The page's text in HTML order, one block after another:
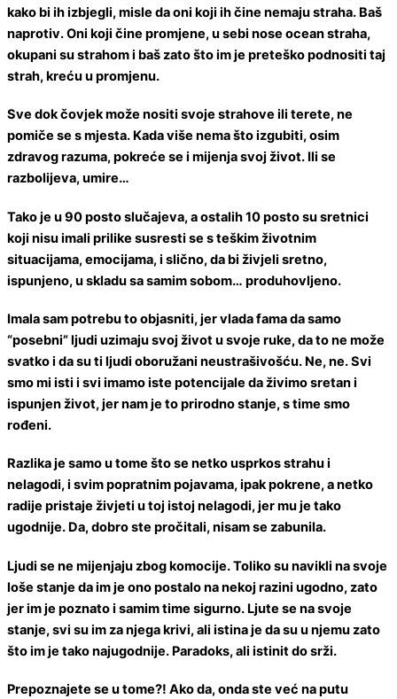
kako bi ih izbjegli, misle da oni koji ih čine nemaju straha. Baš
naprotiv. Oni koji čine promjene, u sebi nose ocean straha,
okupani su strahom i baš zato što im je preteško podnositi taj
strah, kreću u promjenu.
Sve dok čovjek može nositi svoje strahove ili terete, ne
pomiče se s mjesta. Kada više nema što izgubiti, osim
zdravog razuma, pokreće se i mijenja svoj život. Ili se
razbolijeva, umire…
Tako je u 90 posto slučajeva, a ostalih 10 posto su sretnici
koji nisu imali prilike susresti se s teškim životnim
situacijama, emocijama, i slično, da bi živjeli sretno,
ispunjeno, u skladu sa samim sobom… produhovljeno.
Imala sam potrebu to objasniti, jer vlada fama da samo
“posebni” ljudi uzimaju svoj život u svoje ruke, da to ne može
svatko i da su ti ljudi oboružani neustrašivošću. Ne, ne. Svi
smo mi isti i svi imamo iste potencijale da živimo sretan i
ispunjen život, jer nam je to prirodno stanje, s time smo
rođeni.
Razlika je samo u tome što se netko usprkos strahu i
nelagodi, i svim popratnim pojavama, ipak pokrene, a netko
radije pristaje živjeti u toj istoj nelagodi, jer mu je tako
ugodnije. Da, dobro ste pročitali, nisam se zabunila.
Ljudi se ne mijenjaju zbog komocije. Toliko su navikli na svoje
loše stanje da im je ono postalo na nekoj razini ugodno, zato
jer im je poznato i samim time sigurno. Ljute se na svoje
stanje, svi su im za njega krivi, ali istina je da su u njemu zato
što im je tako najugodnije. Paradoks, ali istinit do srži.
Prepoznajete se u tome?! Ako da, onda ste već na putu